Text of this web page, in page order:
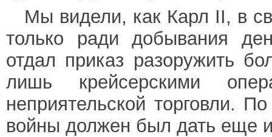
Мы видели, как Карл II, в
только ради добывания
отдал приказ разоружить
лишь крейсерскими
неприятельской торговли.
войны должен был дать еще